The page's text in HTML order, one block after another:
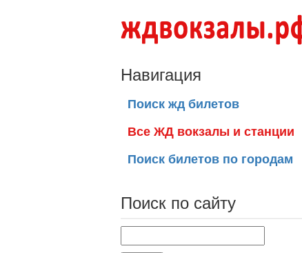
Навигация
Поиск жд билетов
Все ЖД вокзалы и станции
Поиск билетов по городам
Поиск по сайту